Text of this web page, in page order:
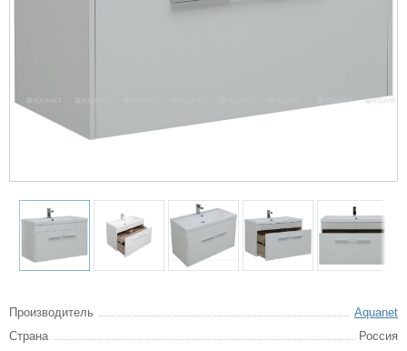
Производитель
Aquanet
Страна
Россия